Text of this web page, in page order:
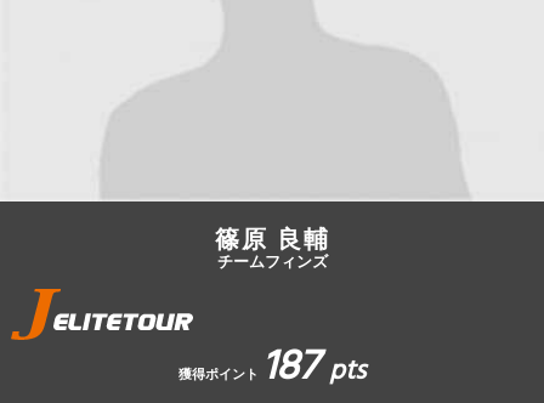
エントリー
JBCF ROAD SERIESとは
篠原 良輔
チームフィンズ
獲得ポイント 187pts